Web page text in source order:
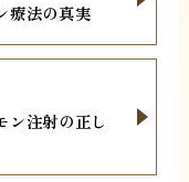
療法の真実
ン注射の正し